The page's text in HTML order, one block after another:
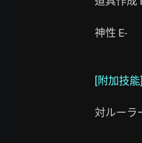
神性 E-
[附加技能]
対ルーラ